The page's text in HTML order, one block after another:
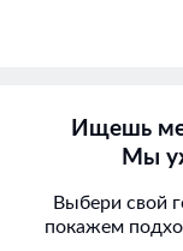
Ищешь
Мы
Выбери свой
покажем